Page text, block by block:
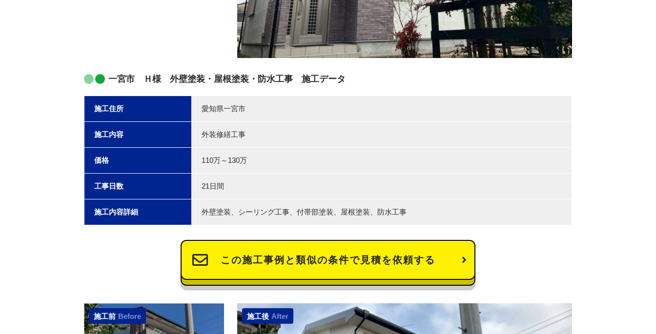
一宮市 Ｈ様 外壁塗装・屋根塗装・防水工事 施工データ
施工住所 愛知県一宮市
施工内容 外装修繕工事
価格 110万～130万
工事日数 21日間
施工内容詳細 外壁塗装、シーリング工事、付帯部塗装、屋根塗装、防水工事
この施工事例と類似の条件で見積を依頼する
施工前 Before 施工後 After